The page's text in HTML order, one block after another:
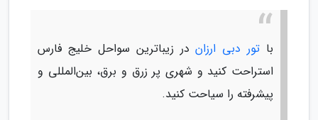
با تور دبی ارزاندر زیباترین سواحل خلیج فارس
استراحت کنید و شهری پر زرق و برق، بین‌المللی و
پیشرفته را سیاحت کنید.